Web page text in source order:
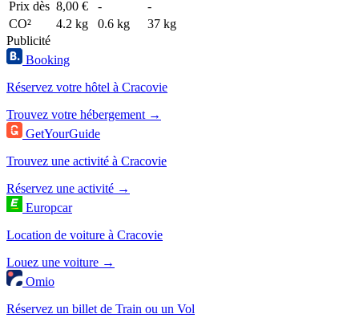
Prix dès 8,00 € -
-
CO²
4.2 kg 0.6 kg
37 kg
Publicité
Booking
Réservez votre hôtel à Cracovie
Trouvez votre hébergement →
GetYourGuide
Trouvez une activité à Cracovie
Réservez une activité →
Europcar
Location de voiture à Cracovie
Louez une voiture →
Omio
Réservez un billet de Train ou un Vol